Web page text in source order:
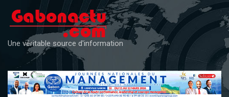
content
Une véritable source d'information